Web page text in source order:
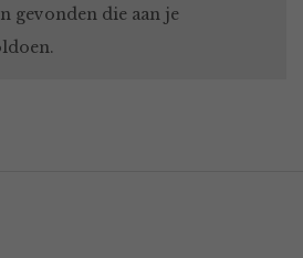
gevonden die aan je